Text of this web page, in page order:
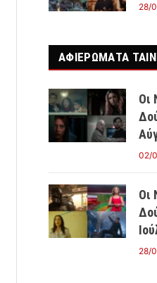
28/
ΑΦΙΕΡΩΜΑΤΑ
Οι
02/
Οι
28/